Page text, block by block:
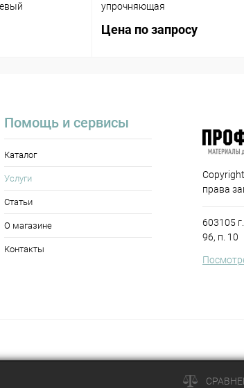
упрочняющая
Цена по запросу
Помощь и сервисы
Каталог
Услуги
Статьи
О магазине
Контакты
права
603105
96, п. 10